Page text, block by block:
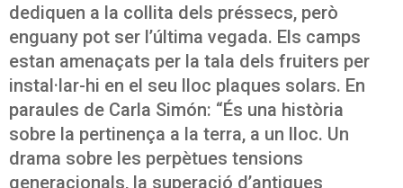
dediquen a la collita dels préssecs, però
enguany pot ser l’última vegada. Els camps
estan amenaçats per la tala dels fruiters per
instal·lar-hi en el seu lloc plaques solars. En
paraules de Carla Simón: “És una història
sobre la pertinença a la terra, a un lloc. Un
drama sobre les perpètues tensions
generacionals, la superació d’antigues